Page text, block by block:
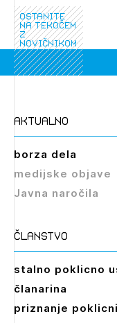
Izbrana
PRIJAVITE
ostanite
na tekočem
z
novičnikom
aktualno
borza dela
medijske objave
Javna naročila
članstvo
stalno poklicno
članarina
priznanje